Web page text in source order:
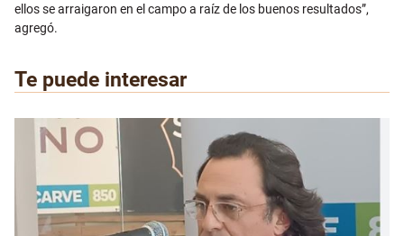
ellos se arraigaron en el campo a raíz de los buenos resultados”,
agregó.
Te puede interesar